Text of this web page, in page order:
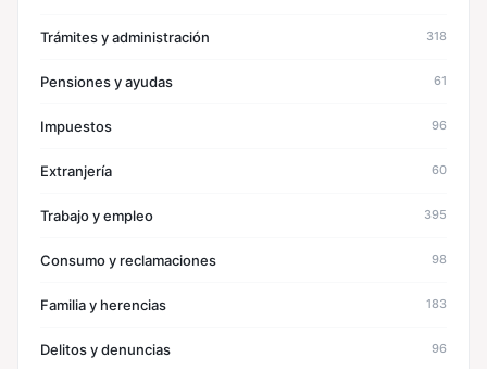
Trámites y administración 318
Pensiones y ayudas 61
Impuestos 96
Extranjería 60
Trabajo y empleo 395
Consumo y reclamaciones 98
Familia y herencias 183
Delitos y denuncias 96